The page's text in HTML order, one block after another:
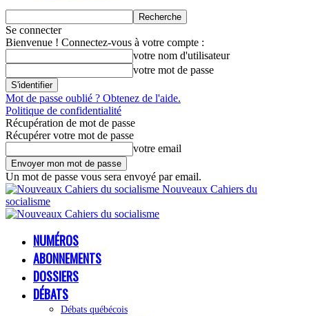
Se connecter
Bienvenue ! Connectez-vous à votre compte :
votre nom d'utilisateur
votre mot de passe
Mot de passe oublié ? Obtenez de l'aide.
Politique de confidentialité
Récupération de mot de passe
Récupérer votre mot de passe
votre email
Un mot de passe vous sera envoyé par email.
Nouveaux Cahiers du
socialisme
NUMÉROS
ABONNEMENTS
DOSSIERS
DÉBATS
Débats québécois